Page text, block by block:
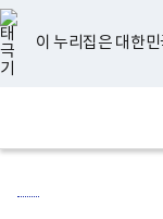
너
비
767px
이
하
이 누리집은 대한
지메
홈
유
튜
브
페
이
스
북
인
스
타
그
램
블
로
그